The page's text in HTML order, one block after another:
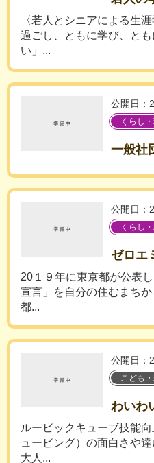
〈若人とシニアによる生
過ごし、ともに学び、と
い」...
公開日：
くらし
一般社
公開日：
くらし
ゼロエ
20１９年に東京都が公表
宣言」を自分の住むまち
都...
公開日：
こども
わいわ
ルービックキューブ技能
ュービング）の面白さや
大人...